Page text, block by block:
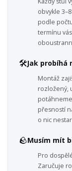
obvykle
podle
termínu
🛠️Jak probíhá
Montáž
rozložený,
přesností
o nic
🪨Musím mít
Pro
Zaručuje